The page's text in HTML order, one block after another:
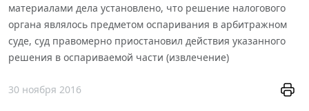
материалами дела установлено, что решение налогового
органа являлось предметом оспаривания в арбитражном
суде, суд правомерно приостановил действия указанного
решения в оспариваемой части (извлечение)
30 ноября 2016